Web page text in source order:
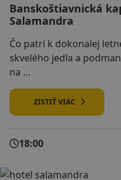
Banskoštiavnická
Salamandra
Čo patrí k dokonalej
skvelého jedla a
na ...
ZISTIŤ VIAC
18:00